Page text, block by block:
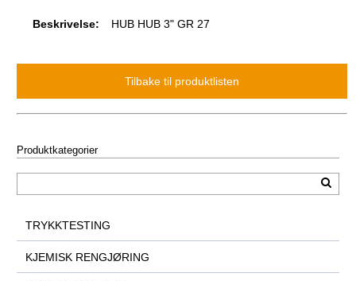
Beskrivelse: HUB HUB 3" GR 27
Produktkategorier
TRYKKTESTING
KJEMISK RENGJØRING